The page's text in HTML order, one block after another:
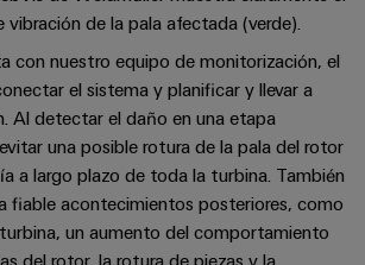
de la pala afectada (verde).
con nuestro equipo de monitorización, el
el sistema y planificar y llevar a
Al detectar el daño en una etapa
una posible rotura de la pala del rotor
a largo plazo de toda la turbina. También
fiable acontecimientos posteriores, como
un aumento del comportamiento